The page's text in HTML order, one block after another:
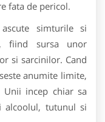
fata de pericol.
simturile si
fiind sursa unor
si sarcinilor. Cand
anumite limite,
incep chiar sa
alcoolul, tutunul si